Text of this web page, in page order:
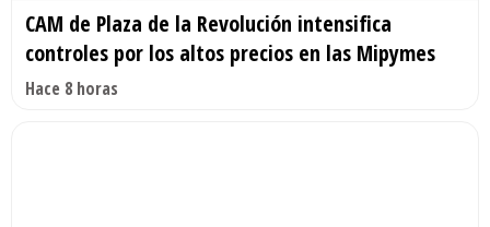
CAM de Plaza de la Revolución intensifica
controles por los altos precios en las Mipymes
Hace 8 horas